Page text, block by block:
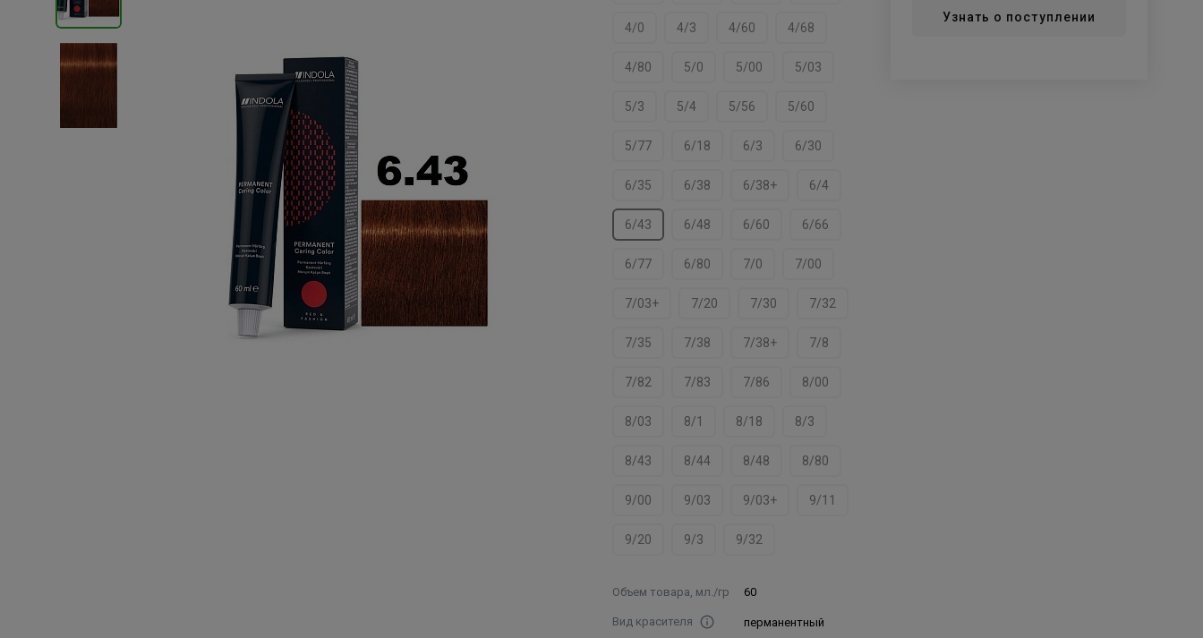
4/0 4/3 4/60 4/68
4/80 5/0 5/00 5/03
5/3 5/4 5/56 5/60
5/77 6/18 6/3 6/30
6/35 6/38 6/38+ 6/4
6/43 6/48 6/60 6/66
6/77 6/80 7/0 7/00
7/03+ 7/20 7/30 7/32
7/35 7/38 7/38+ 7/8
7/82 7/83 7/86 8/00
8/03 8/1 8/18 8/3
8/43 8/44 8/48 8/80
9/00 9/03 9/03+ 9/11
9/20 9/3 9/32
Объем товара, мл./гр 60
Вид красителя перманентный
Узнать о поступлении